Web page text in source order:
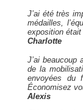
J’ai été très
médailles,
exposition
Charlotte
J’ai beaucoup
de la
envoyées du
Économisez
Alexis